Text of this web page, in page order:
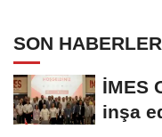
SON HABERLER
İMES
inşa